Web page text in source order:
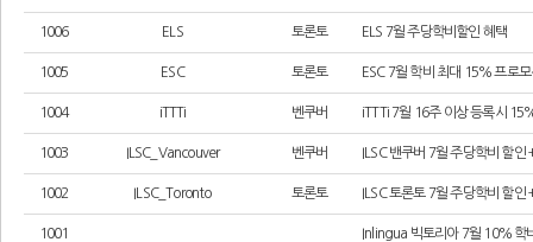
1006 ELS 토론토 ELS 7월 주당학비할인 혜택
1005 ESC 토론토 ESC 7월 학비 최대 15% 프로
1004 iTTTi 벤쿠버 iTTTi 7월 16주 이상 등록시
1003 ILSC_Vancouver 벤쿠버 ILSC 밴쿠버 7월 주당학비 할인
1002 ILSC_Toronto 토론토 ILSC 토론토 7월 주당학비 할인
1001 Inlingua 빅토리아 7월 10% 학